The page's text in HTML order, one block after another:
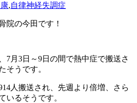
,自律神経失調症
院の今田です！
7月3日～9日の間で熱中症で搬送さ
そうです。
人搬送され、先週より倍増、さら
いるそうです。